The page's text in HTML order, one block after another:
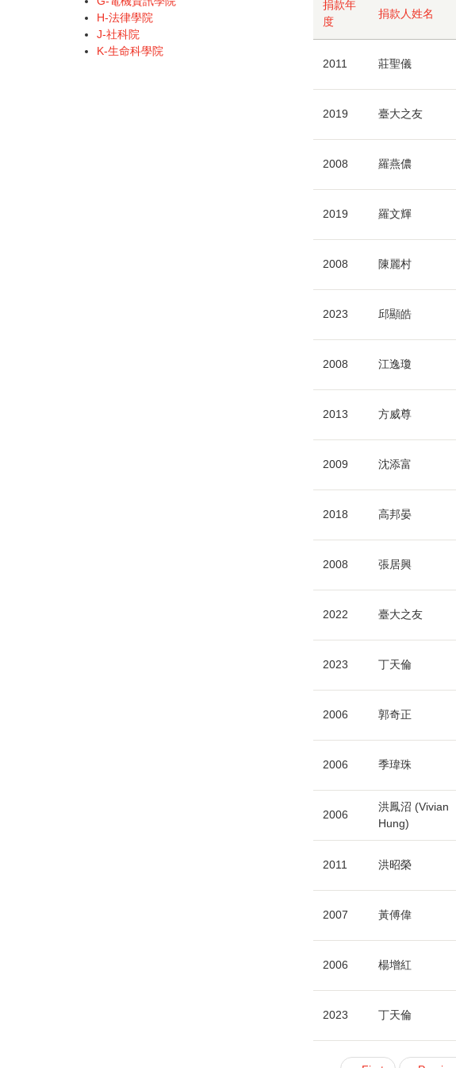
H-法律學院
J-社科院
K-生命科學院
捐款年
度
捐款人姓名
2011 莊聖儀
2019 臺大之友
2008 羅燕儂
2019 羅文輝
2008 陳麗村
2023 邱顯皓
2008 江逸瓊
2013 方威尊
2009 沈添富
2018 高邦晏
2008 張居興
2022 臺大之友
2023 丁天倫
2006 郭奇正
2006 季瑋珠
2006
洪鳳沼 (Vivian
Hung)
2011 洪昭榮
2007 黃傅偉
2006 楊增紅
2023 丁天倫